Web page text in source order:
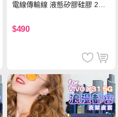
電線傳輸線 液態矽膠硅膠 2M
$490